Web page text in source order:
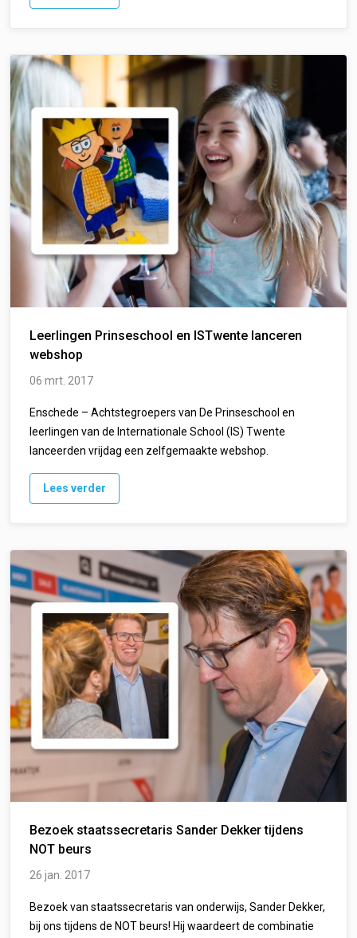
Leerlingen Prinseschool en ISTwente lanceren
webshop
06 mrt. 2017
Enschede – Achtstegroepers van De Prinseschool en
leerlingen van de Internationale School (IS) Twente
lanceerden vrijdag een zelfgemaakte webshop.
Lees verder
Bezoek staatssecretaris Sander Dekker tijdens
NOT beurs
26 jan. 2017
Bezoek van staatssecretaris van onderwijs, Sander Dekker,
bij ons tijdens de NOT beurs! Hij waardeert de combinatie